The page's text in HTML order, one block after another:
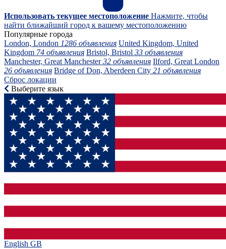
Использовать текущее местоположение Нажмите, чтобы
найти ближайший город к вашему местоположению
Популярные города
London, London 1286 объявления United Kingdom, United
Kingdom 74 объявления Bristol, Bristol 33 объявления
Manchester, Great Manchester32 объявления Ilford, Great London
26 объявления Bridge of Don, Aberdeen City 21 объявления
Сброс локации
Выберите язык
English GB‎